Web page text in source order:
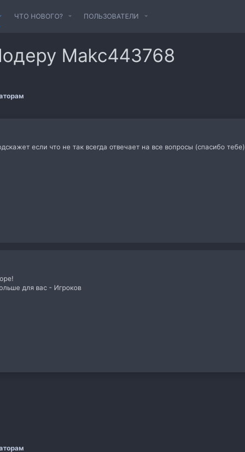
ЧТО НОВОГО? ПОЛЬЗОВАТЕЛИ
Makc443768
если что не так всегда отвечает на все вопросы (спасибо тебе)
для вас - Игроков